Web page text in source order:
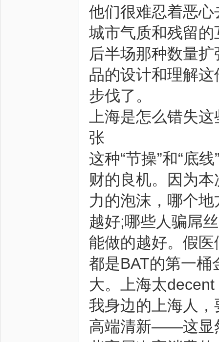
他们很难忍着恶
城市气质和残留
后半场那种数量
品的设计和理解
步伐了。
上海是怎么错失
张
这种“节操”和“底
财的良机。因为
力的泡沫，哪个
越好;哪些人骗屌
能做的越好。假
都是BAT的第一
大。上海太
我身边的上海人
高端清新——这显